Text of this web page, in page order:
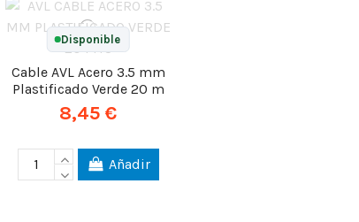
Disponible
Cable AVL Acero 3.5 mm
Plastificado Verde 20 m
8,45 €
Añadir